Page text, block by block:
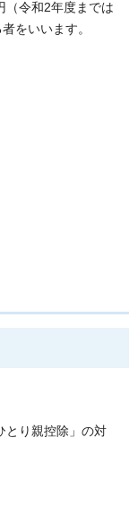
（令和2年度までは
をいいます。
とり親控除」の対